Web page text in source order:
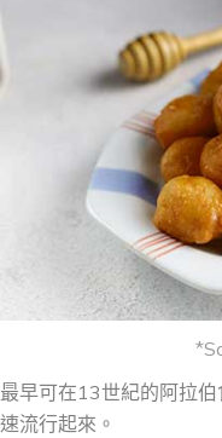
最早可在13世紀的阿拉伯
速流行起來。